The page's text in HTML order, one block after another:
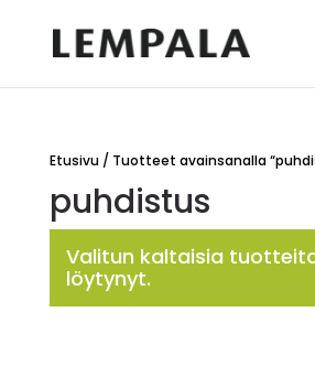
Etusivu/ Tuotteet avainsanalla
puhdistus
Valitun kaltaisia
löytynyt.